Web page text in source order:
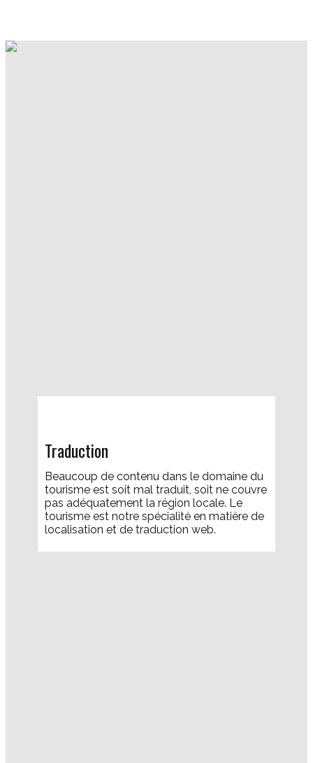
Traduction
​Beaucoup de contenu dans le domaine du
tourisme est soit mal traduit, soit ne couvre
pas adéquatement la région locale. Le
tourisme est notre spécialité en matière de
localisation et de traduction web.